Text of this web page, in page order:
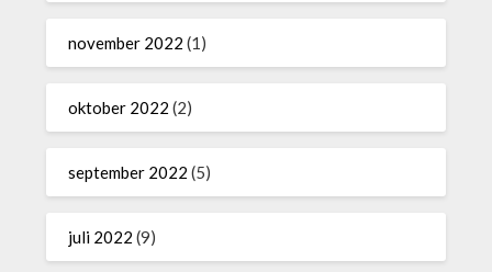
november 2022 (1)
oktober 2022 (2)
september 2022 (5)
juli 2022 (9)